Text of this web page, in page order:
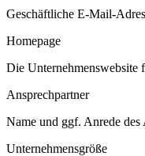
Geschäftliche E-Mail-
Homepage
Die
Ansprechpartner
Name und ggf. Anrede
Unternehmensgröße